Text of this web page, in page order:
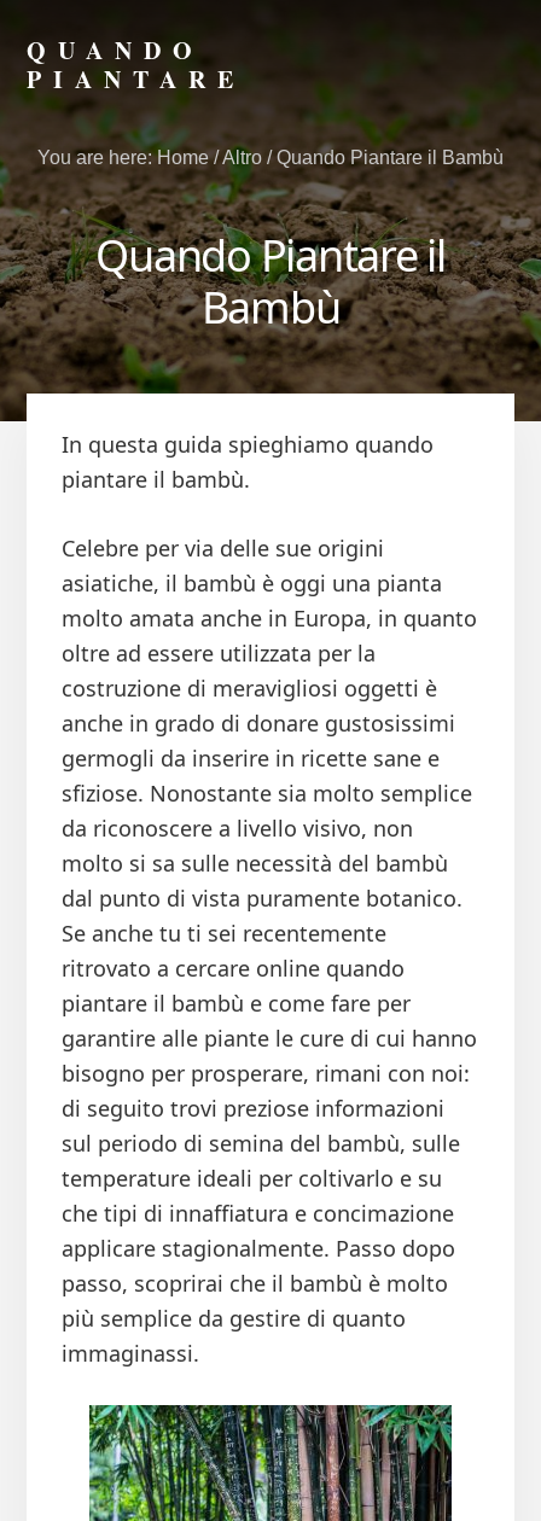
primary
sidebar
content
QUANDO
PIANTARE
Scopri
Momento
Giusto
per
Seminare
e
Piantare
You are here:Home /Altro /Quando Piantare il Bambù
Quando Piantare il
Bambù
In questa guida spieghiamo quando
piantare il bambù.
Celebre per via delle sue origini
asiatiche, il bambù è oggi una pianta
molto amata anche in Europa, in quanto
oltre ad essere utilizzata per la
costruzione di meravigliosi oggetti è
anche in grado di donare gustosissimi
germogli da inserire in ricette sane e
sfiziose. Nonostante sia molto semplice
da riconoscere a livello visivo, non
molto si sa sulle necessità del bambù
dal punto di vista puramente botanico.
Se anche tu ti sei recentemente
ritrovato a cercare online quando
piantare il bambù e come fare per
garantire alle piante le cure di cui hanno
bisogno per prosperare, rimani con noi:
di seguito trovi preziose informazioni
sul periodo di semina del bambù, sulle
temperature ideali per coltivarlo e su
che tipi di innaffiatura e concimazione
applicare stagionalmente. Passo dopo
passo, scoprirai che il bambù è molto
più semplice da gestire di quanto
immaginassi.